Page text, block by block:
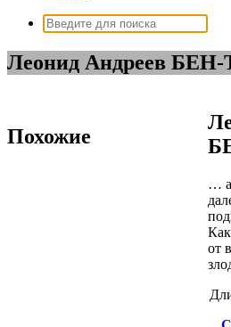
Поиск:
Леонид Андреев БЕН-
…
от
Похожие